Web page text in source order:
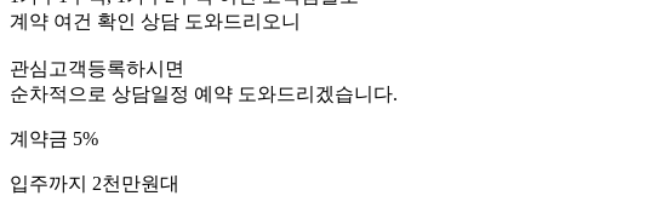
계약 여건 확인 상담 도와드리오니
관심고객등록하시면
순차적으로 상담일정 예약 도와드리겠습니다.
계약금 5%
입주까지 2천만원대